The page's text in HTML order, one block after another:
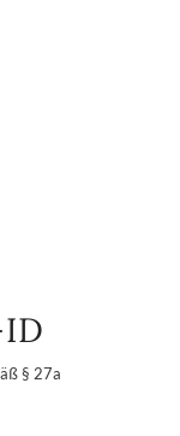
§ 27a